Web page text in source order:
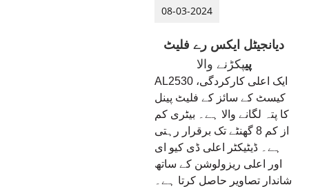
08-03-2024
دیانجیٹل ایکس رے فلیٹ
پیپکڑنے والا
AL2530 ایک اعلی کارکردگی،
کیسٹ کے سائز کے فلیٹ پینل
کا پتہ لگانے والا ہے۔ بیٹری کم
از کم 8 گھنٹے تک برقرار رہتی
ہے۔ ڈیٹیکٹر اعلی ڈی کیو ای
اور اعلی ریزولوشن کے ساتھ
شاندار تصاویر حاصل کرتا ہے۔